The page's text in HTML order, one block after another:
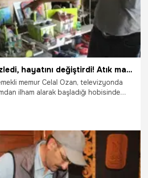
Televizyonda izledi, hayatını değiştirdi! Atık malzemelerle 150'den fazla eser üretti
memur Celal Ozan, televizyonda
ilham alarak başladığı hobisinde
moral ve motivasyon verdiğini